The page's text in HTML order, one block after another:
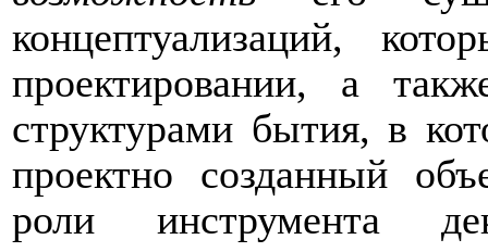
концептуализаций,
проектировании, а
структурами бытия, в
проектно созданный
роли инструмента